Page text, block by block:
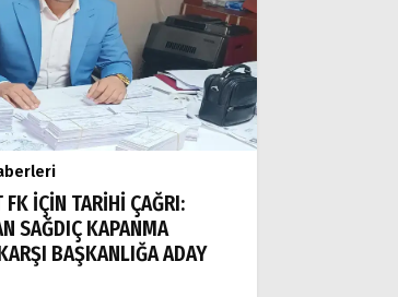
FK İÇİN TARİHİ ÇAĞRI:
SAĞDIÇ KAPANMA
BAŞKANLIĞA ADAY